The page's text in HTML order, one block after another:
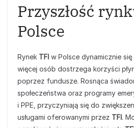
Przyszłość
Polsce
Rynek TFI w Polsce dynamicznie
więcej osób dostrzega korzyści
poprzez fundusze. Rosnąca
społeczeństwa oraz programy
i PPE, przyczyniają się do
usługami oferowanymi przez TFI.